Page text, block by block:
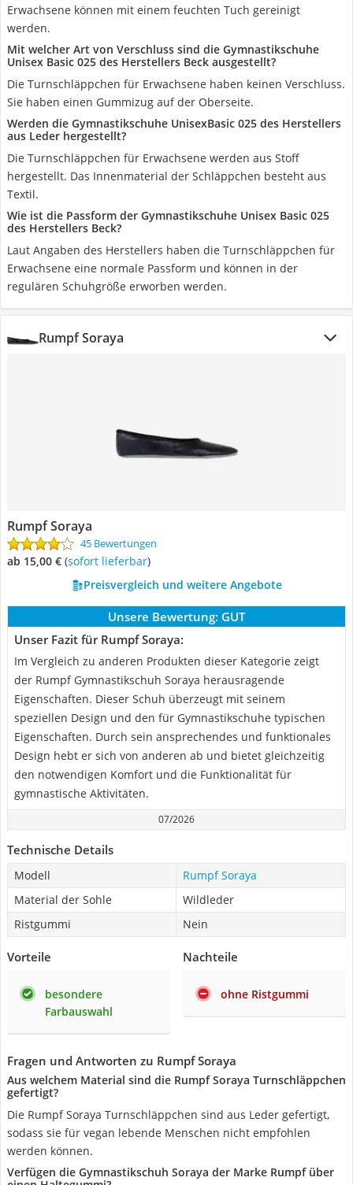
Erwachsene können mit einem feuchten Tuch gereinigt
werden.
Mit welcher Art von Verschluss sind die Gymnastikschuhe
Unisex Basic 025 des Herstellers Beck ausgestellt?
Die Turnschläppchen für Erwachsene haben keinen Verschluss.
Sie haben einen Gummizug auf der Oberseite.
Werden die Gymnastikschuhe UnisexBasic 025 des Herstellers
aus Leder hergestellt?
Die Turnschläppchen für Erwachsene werden aus Stoff
hergestellt. Das Innenmaterial der Schläppchen besteht aus
Textil.
Wie ist die Passform der Gymnastikschuhe Unisex Basic 025
des Herstellers Beck?
Laut Angaben des Herstellers haben die Turnschläppchen für
Erwachsene eine normale Passform und können in der
regulären Schuhgröße erworben werden.
Rumpf Soraya
Rumpf Soraya
45 Bewertungen
ab 15,00 € ( Sofort lieferbar)
Preisvergleich und weitere Angebote
Unsere Bewertung: GUT
Unser Fazit für Rumpf Soraya:
Im Vergleich zu anderen Produkten dieser Kategorie zeigt
der Rumpf Gymnastikschuh Soraya herausragende
Eigenschaften. Dieser Schuh überzeugt mit seinem
speziellen Design und den für Gymnastikschuhe typischen
Eigenschaften. Durch sein ansprechendes und funktionales
Design hebt er sich von anderen ab und bietet gleichzeitig
den notwendigen Komfort und die Funktionalität für
gymnastische Aktivitäten.
07/2026
Technische Details
Modell
Rumpf Soraya
Material der Sohle
Wildleder
Ristgummi
Nein
Vorteile
besondere
Farbauswahl
Nachteile
ohne Ristgummi
Fragen und Antworten zu Rumpf Soraya
Aus welchem Material sind die Rumpf Soraya Turnschläppchen
gefertigt?
Die Rumpf Soraya Turnschläppchen sind aus Leder gefertigt,
sodass sie für vegan lebende Menschen nicht empfohlen
werden können.
Verfügen die Gymnastikschuh Soraya der Marke Rumpf über